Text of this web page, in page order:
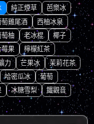
純正煙草
芭樂冰
萄雞尾酒
西柚冰泉
萄柚 老冰棍
椰子
果
檸檬紅茶
力 芒果冰
茉莉花茶
哈密瓜冰
葡萄
冰糖雪梨 鐵觀音